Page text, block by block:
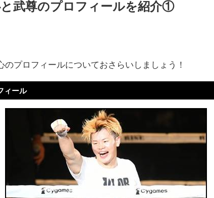
と武尊のプロフィールを紹介①
のプロフィールについておさらいしましょう！
ィール